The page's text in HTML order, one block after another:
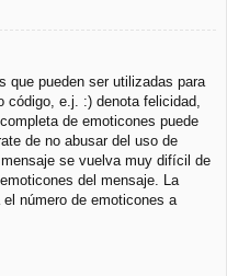
que pueden ser utilizadas para
código, e.j. :) denota felicidad,
de emoticones puede
de no abusar del uso de
se vuelva muy difícil de
del mensaje. La
número de emoticones a